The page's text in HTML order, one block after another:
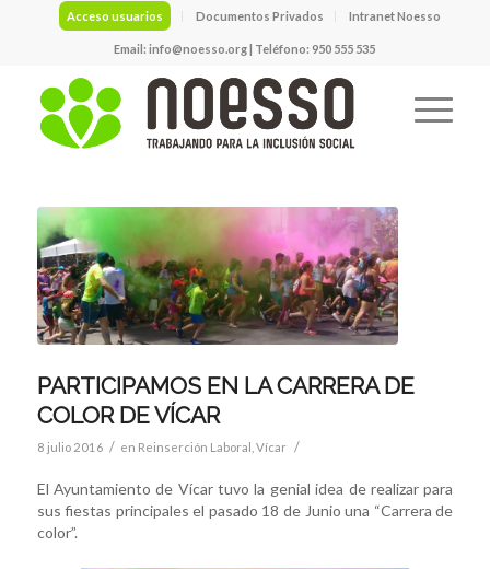
Acceso usuarios Documentos Privados Intranet Noesso
Email:info@noesso.org| Teléfono: 950 555 535
PARTICIPAMOS EN LA CARRERA DE
COLOR DE VÍCAR
8 julio 2016 / en Reinserción Laboral Vícar /
El Ayuntamiento de Vícar tuvo la genial idea de realizar para
sus fiestas principales el pasado 18 de Junio una “Carrera de
color”.